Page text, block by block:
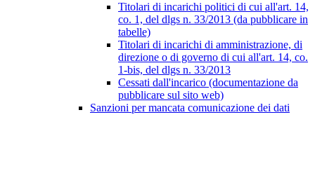
Titolari di incarichi politici di cui all'art. 14,
co. 1, del dlgs n. 33/2013 (da pubblicare in
tabelle)
Titolari di incarichi di amministrazione, di
direzione o di governo di cui all'art. 14, co.
1-bis, del dlgs n. 33/2013
Cessati dall'incarico (documentazione da
pubblicare sul sito web)
Sanzioni per mancata comunicazione dei dati